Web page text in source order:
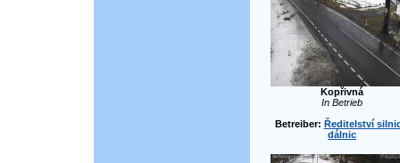
Kopřivná
In Betrieb
Betreiber: Ředitelství
dálnic